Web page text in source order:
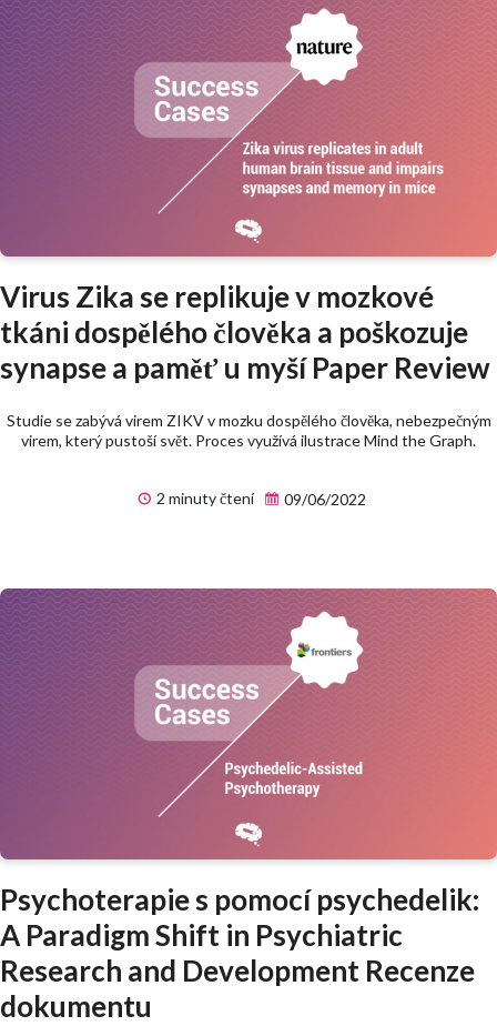
Virus Zika se replikuje v mozkové
tkáni dospělého člověka a poškozuje
synapse a paměť u myší Paper Review
Studie se zabývá virem ZIKV v mozku dospělého člověka, nebezpečným
virem, který pustoší svět. Proces využívá ilustrace Mind the Graph.
2 minuty čtení 09/06/2022
Psychoterapie s pomocí psychedelik:
A Paradigm Shift in Psychiatric
Research and Development Recenze
dokumentu